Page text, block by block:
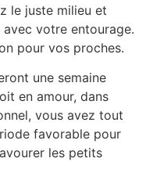
le juste milieu et
votre entourage.
pour vos proches.
une semaine
en amour, dans
vous avez tout
favorable pour
les petits